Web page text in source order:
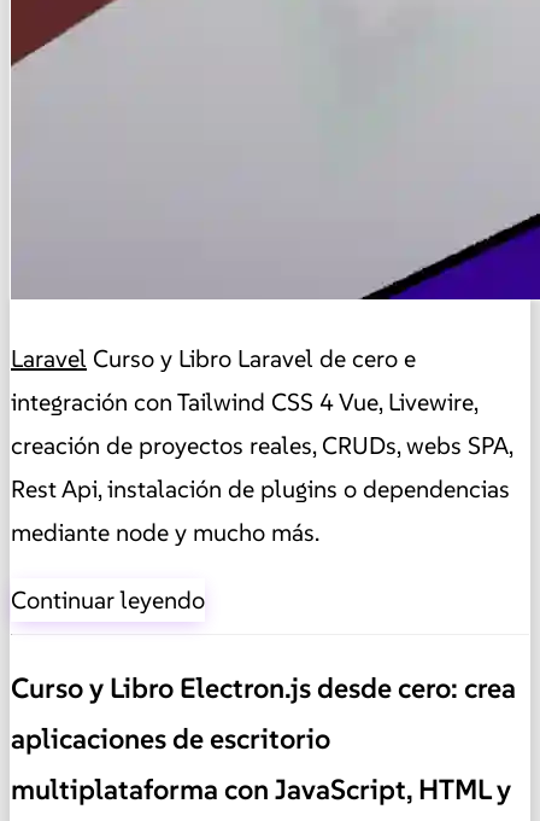
Laravel Curso y Libro Laravel de cero e
integración con Tailwind CSS 4 Vue, Livewire,
creación de proyectos reales, CRUDs, webs SPA,
Rest Api, instalación de plugins o dependencias
mediante node y mucho más.
Continuar leyendo
Curso y Libro Electron.js desde cero: crea
aplicaciones de escritorio
multiplataforma con JavaScript, HTML y